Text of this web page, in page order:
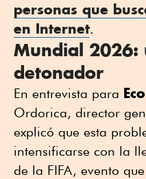
personas que
en Internet.
Mundial 2026:
detonador
En entrevista para
Ordorica, director
explicó que esta
intensificarse con la
de la FIFA, evento